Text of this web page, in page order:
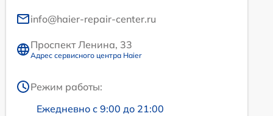
info@haier-repair-center.ru
Проспект Ленина, 33
Адрес сервисного центра Haier
Режим работы:
Ежедневно с 9:00 до 21:00